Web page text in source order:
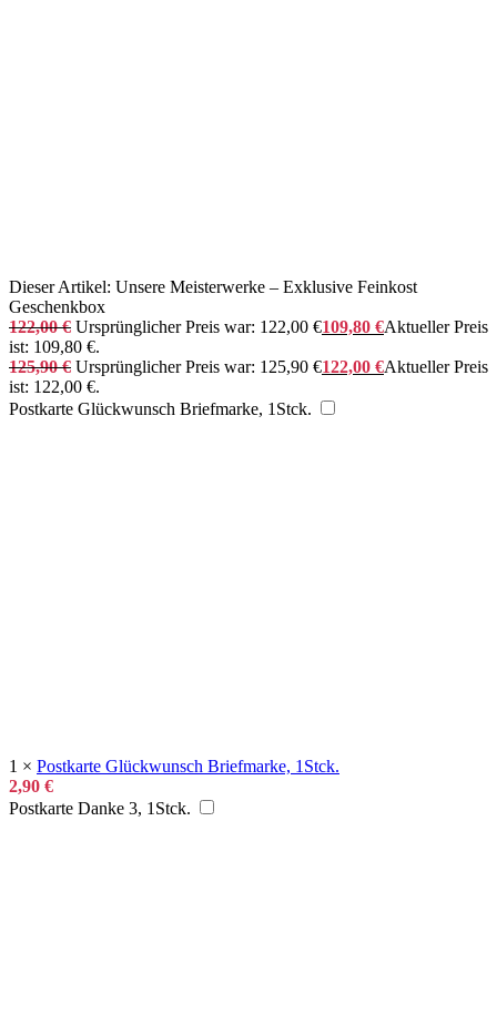
Dieser Artikel: Unsere Meisterwerke – Exklusive Feinkost
Geschenkbox
122,00€ Ursprünglicher Preis war: 122,00 €109,80 €Aktueller Preis
ist: 109,80 €.
125,90€ Ursprünglicher Preis war: 125,90 €122,00 €Aktueller Preis
ist: 122,00 €.
Postkarte Glückwunsch Briefmarke, 1Stck.
1 × Postkarte Glückwunsch Briefmarke, 1Stck.
2,90 €
Postkarte Danke 3, 1Stck.